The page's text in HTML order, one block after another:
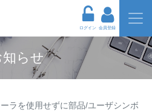
ログイン 会員登録
らせ
ラを使用せずに部品/ユーザシンボ